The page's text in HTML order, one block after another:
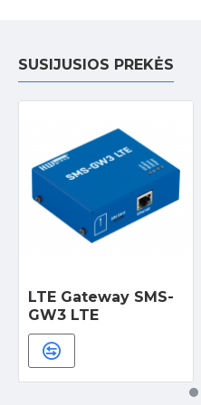
SUSIJUSIOS PREKĖS
LTE Gateway SMS-
GW3 LTE